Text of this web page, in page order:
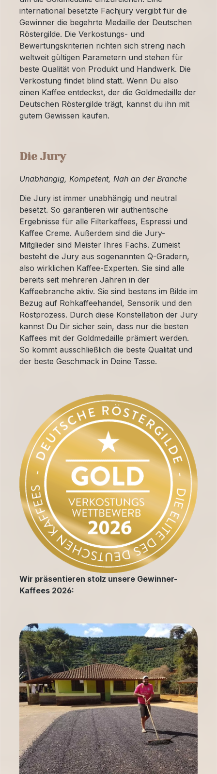
international besetzte Fachjury vergibt für die
Gewinner die begehrte Medaille der Deutschen
Röstergilde. Die Verkostungs- und
Bewertungskriterien richten sich streng nach
weltweit gültigen Parametern und stehen für
beste Qualität von Produkt und Handwerk. Die
Verkostung findet blind statt. Wenn Du also
einen Kaffee entdeckst, der die Goldmedaille der
Deutschen Röstergilde trägt, kannst du ihn mit
gutem Gewissen kaufen.
Die Jury
Unabhängig, Kompetent, Nah an der Branche
Die Jury ist immer unabhängig und neutral
besetzt. So garantieren wir authentische
Ergebnisse für alle Filterkaffees, Espressi und
Kaffee Creme. Außerdem sind die Jury-
Mitglieder sind Meister Ihres Fachs. Zumeist
besteht die Jury aus sogenannten Q-Gradern,
also wirklichen Kaffee-Experten. Sie sind alle
bereits seit mehreren Jahren in der
Kaffeebranche aktiv. Sie sind bestens im Bilde im
Bezug auf Rohkaffeehandel, Sensorik und den
Röstprozess. Durch diese Konstellation der Jury
kannst Du Dir sicher sein, dass nur die besten
Kaffees mit der Goldmedaille prämiert werden.
So kommt ausschließlich die beste Qualität und
der beste Geschmack in Deine Tasse.
Wir präsentieren stolz unsere Gewinner-
Kaffees 2026: